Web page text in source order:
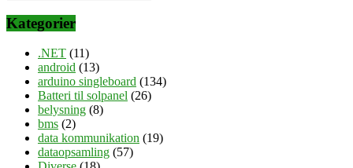
Kategorier
.NET (11)
android (13)
arduino singleboard (134)
Batteri til solpanel (26)
belysning (8)
bms (2)
data kommunikation (19)
dataopsamling (57)